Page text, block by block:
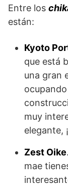
Entre los
están:
Kyoto
que está
una gran
muy
elegante,
Zest Oike
mae